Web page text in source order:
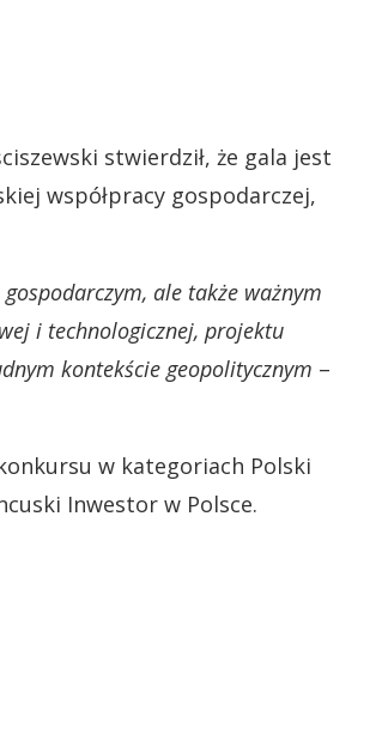
stwierdził, że gala jest
współpracy gospodarczej,
ale także ważnym
kontekście geopolitycznym